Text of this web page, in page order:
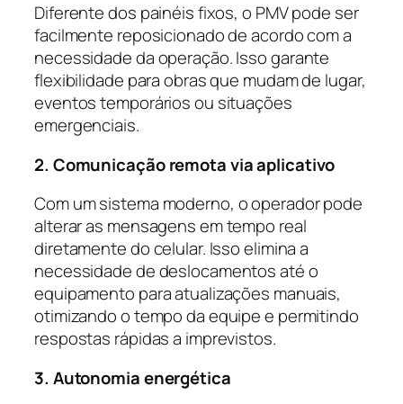
Diferente dos painéis fixos, o PMV pode ser
facilmente reposicionado de acordo com a
necessidade da operação. Isso garante
flexibilidade para obras que mudam de lugar,
eventos temporários ou situações
emergenciais.
2. Comunicação remota via aplicativo
Com um sistema moderno, o operador pode
alterar as mensagens em tempo real
diretamente do celular. Isso elimina a
necessidade de deslocamentos até o
equipamento para atualizações manuais,
otimizando o tempo da equipe e permitindo
respostas rápidas a imprevistos.
3. Autonomia energética